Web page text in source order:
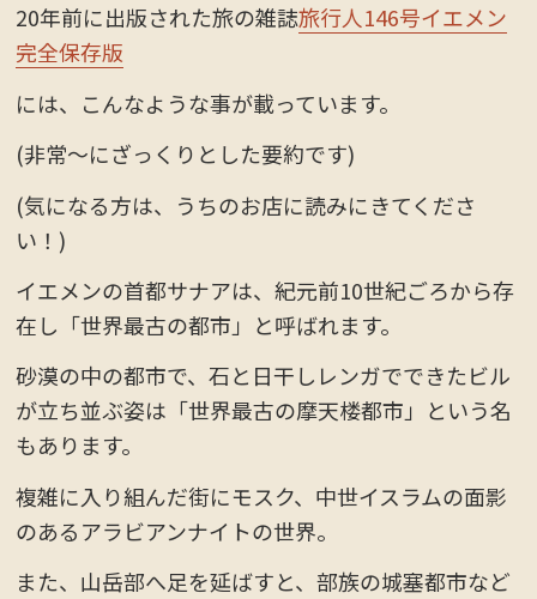
20年前に出版された旅の雑誌旅行人146号イエメン
完全保存版
には、こんなような事が載っています。
(非常〜にざっくりとした要約です)
(気になる方は、うちのお店に読みにきてくださ
い！)
イエメンの首都サナアは、紀元前10世紀ごろから存
在し「世界最古の都市」と呼ばれます。
砂漠の中の都市で、石と日干しレンガでできたビル
が立ち並ぶ姿は「世界最古の摩天楼都市」という名
もあります。
複雑に入り組んだ街にモスク、中世イスラムの面影
のあるアラビアンナイトの世界。
また、山岳部へ足を延ばすと、部族の城塞都市など